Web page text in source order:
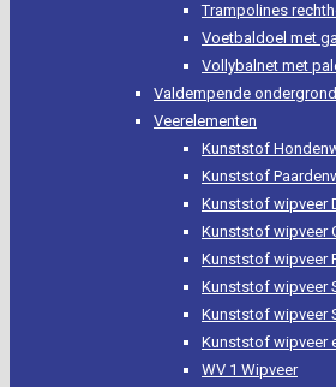
Trampolines
Voetbaldoel met
Vollybalnet met
Valdempende ondergrond
Veerelementen
Kunststof
Kunststof
Kunststof wipveer
Kunststof wipveer
Kunststof wipveer
Kunststof wipveer
Kunststof wipveer
Kunststof wipveer
WV 1 Wipveer